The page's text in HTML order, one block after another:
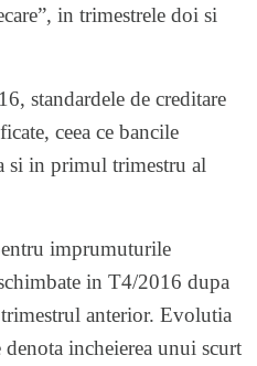
in trimestrele doi si
standardele de creditare
ceea ce bancile
si in primul trimestru al
imprumuturile
in T4/2016 dupa
anterior. Evolutia
incheierea unui scurt